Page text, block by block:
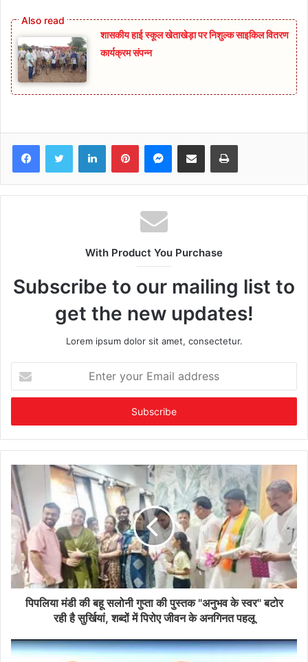
शासकीय हाई स्कूल खेताखेड़ा पर निशुल्क साइकिल वितरण
कार्यक्रम संपन्न
FacebookTwitter LinkedInPinterestMessenger
Share via Email Print
With Product You Purchase
Subscribe to our mailing list to
get the new updates!
Lorem ipsum dolor sit amet, consectetur.
your
Email
पिपलिया मंडी की बहू सलोनी गुप्ता की पुस्तक "अनुभव के स्वर" बटोर
रही है सुर्खियां, शब्दों में पिरोए जीवन के अनगिनत पहलू